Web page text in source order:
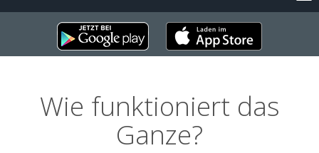
Wie funktioniert das
Ganze?